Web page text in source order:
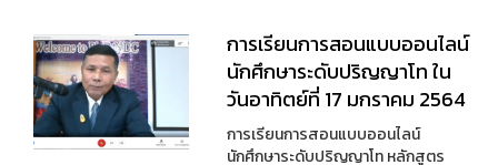
การเรียนการสอนแบบออนไลน์
นักศึกษาระดับปริญญาโท ใน
วันอาทิตย์ที่ 17 มกราคม 2564
การเรียนการสอนแบบออนไลน์
นักศึกษาระดับปริญญาโท หลักสูตร